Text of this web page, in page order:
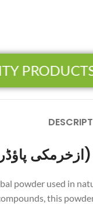
🏆
Izkhar Makki Powder (ازخرمکی پاؤڈر)
powder used in
this